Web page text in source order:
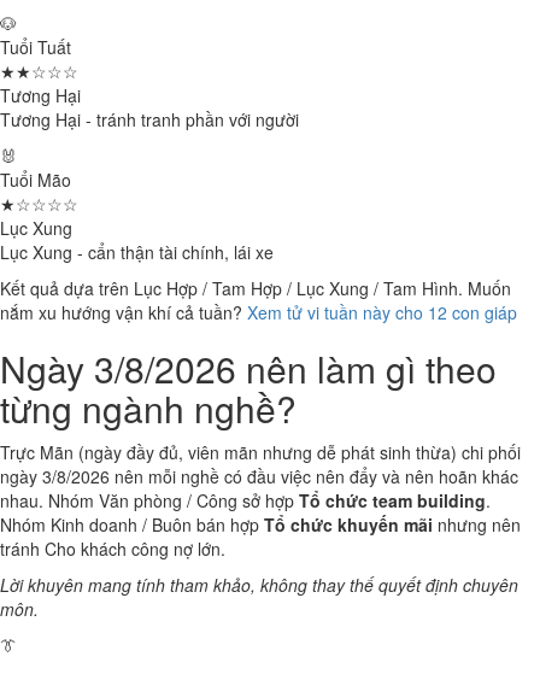
🐶
Tuổi Tuất
★★☆☆☆
Tương Hại
Tương Hại - tránh tranh phần với người
🐰
Tuổi Mão
★☆☆☆☆
Lục Xung
Lục Xung - cẩn thận tài chính, lái xe
Kết quả dựa trên Lục Hợp / Tam Hợp / Lục Xung / Tam Hình. Muốn
nắm xu hướng vận khí cả tuần? Xem tử vi tuần này cho 12 con giáp
Ngày 3/8/2026 nên làm gì theo
từng ngành nghề?
Trực Mãn (ngày đầy đủ, viên mãn nhưng dễ phát sinh thừa) chi phối
ngày 3/8/2026 nên mỗi nghề có đầu việc nên đẩy và nên hoãn khác
nhau. Nhóm Văn phòng / Công sở hợp Tổ chức team building.
Nhóm Kinh doanh / Buôn bán hợp Tổ chức khuyến mãi nhưng nên
tránh Cho khách công nợ lớn.
Lời khuyên mang tính tham khảo, không thay thế quyết định chuyên
môn.
👔